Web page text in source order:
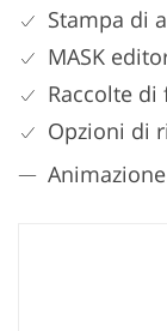
Stampa di
MASK
Raccolte
Opzioni di